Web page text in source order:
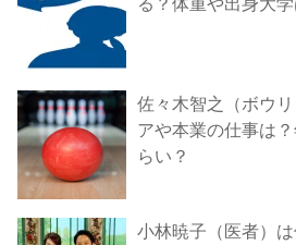
佐々木智之（ボウ
アや本業の仕事は？
らい？
小林暁子（医者）